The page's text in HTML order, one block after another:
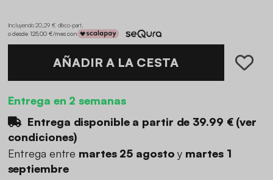
Incluyendo 20,29 € d'éco-part.
o desde 125,00 €/mes con
AÑADIR A LA CESTA
Entrega en 2 semanas
Entrega disponible a partir de 39.99 €(ver
condiciones)
Entrega entre martes 25 agostoy martes 1
septiembre